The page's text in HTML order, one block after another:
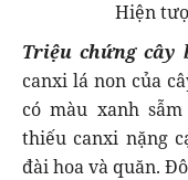
Hiện
Triệu chứng cây
canxi lá non của
có màu xanh
thiếu canxi nặng
đài hoa và quăn.